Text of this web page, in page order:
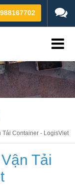
Tải Container - LogisViet
Tải